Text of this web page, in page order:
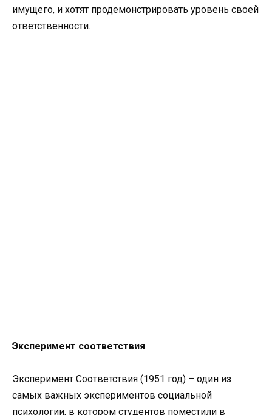
имущего, и хотят продемонстрировать уровень своей
ответственности.
Эксперимент соответствия
Эксперимент Соответствия (1951 год) – один из
самых важных экспериментов социальной
психологии, в котором студентов поместили в